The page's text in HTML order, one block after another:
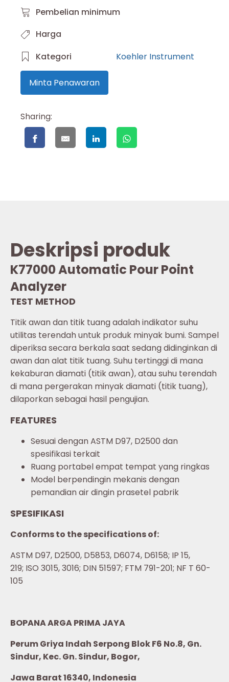
Pembelian minimum
Harga
Kategori
Koehler Instrument
Minta Penawaran
Sharing:
Deskripsi produk
K77000 Automatic Pour Point
Analyzer
TEST METHOD
Titik awan dan titik tuang adalah indikator suhu
utilitas terendah untuk produk minyak bumi. Sampel
diperiksa secara berkala saat sedang didinginkan di
awan dan alat titik tuang. Suhu tertinggi di mana
kekaburan diamati (titik awan), atau suhu terendah
di mana pergerakan minyak diamati (titik tuang),
dilaporkan sebagai hasil pengujian.
FEATURES
Sesuai dengan ASTM D97, D2500 dan
spesifikasi terkait
Ruang portabel empat tempat yang ringkas
Model berpendingin mekanis dengan
pemandian air dingin prasetel pabrik
SPESIFIKASI
Conforms to the specifications of:
ASTM D97, D2500, D5853, D6074, D6158; IP 15,
219; ISO 3015, 3016; DIN 51597; FTM 791-201; NF T 60-
105
BOPANA ARGA PRIMA JAYA
Perum Griya Indah Serpong Blok F6 No.8, Gn.
Sindur, Kec. Gn. Sindur, Bogor,
Jawa Barat 16340, Indonesia